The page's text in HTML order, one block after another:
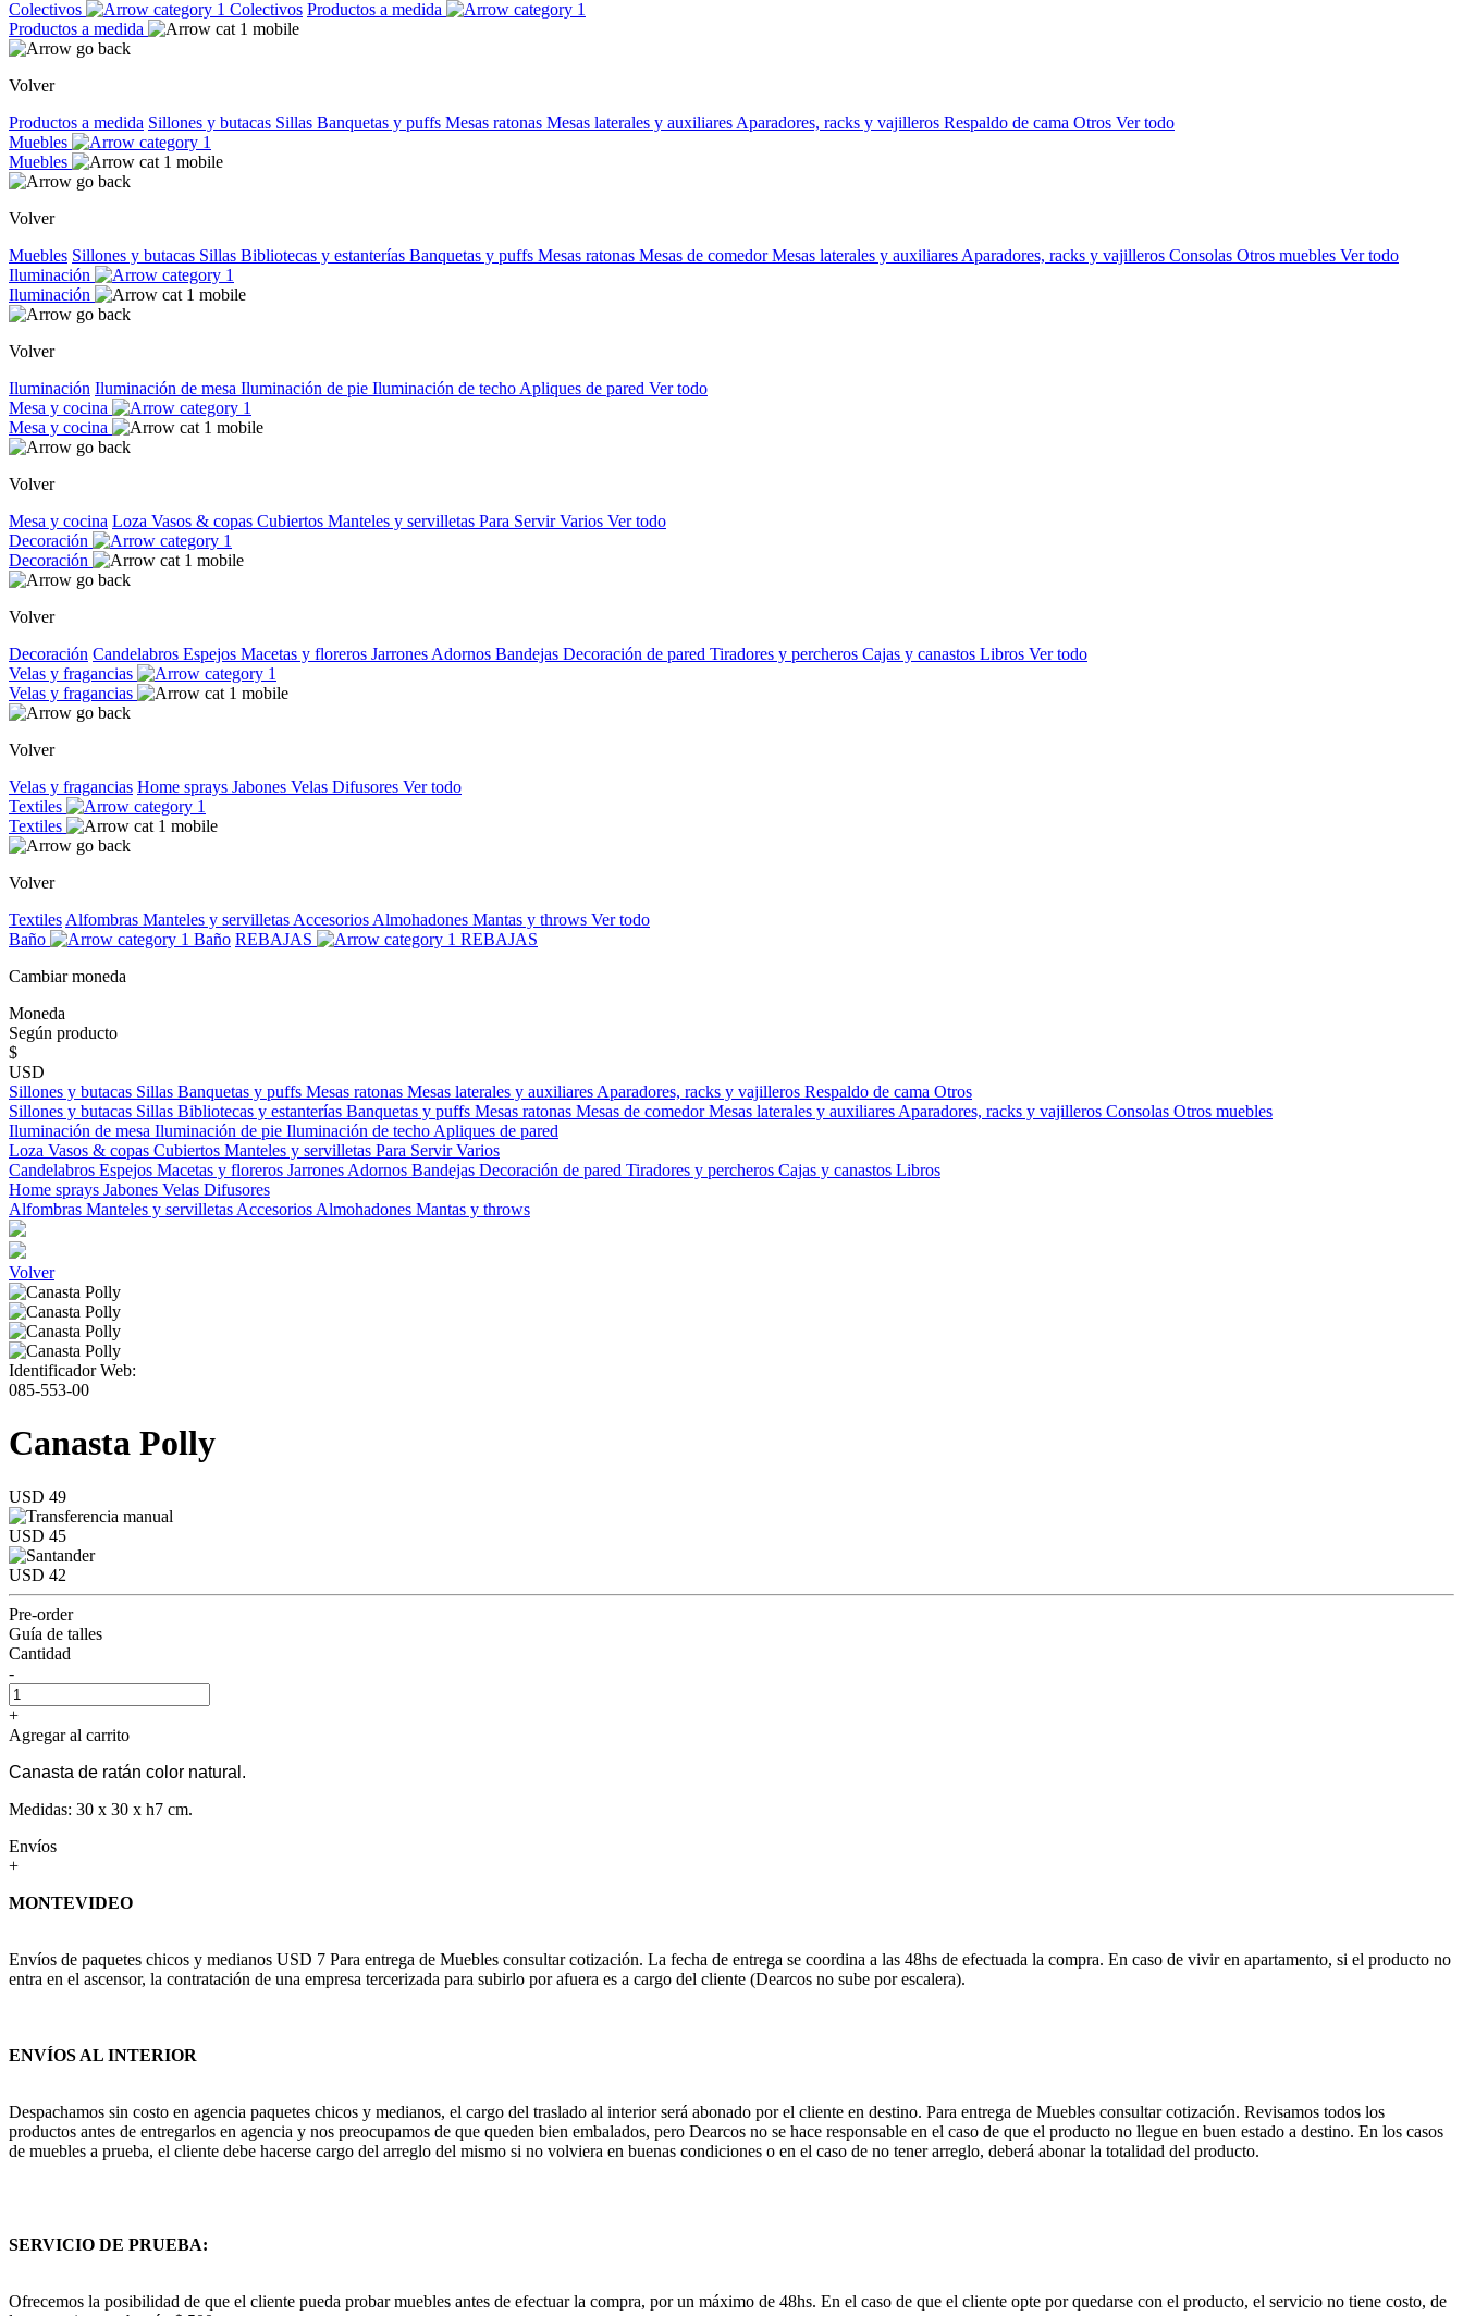
Colectivos Colectivos Productos a medida
Productos a medida
Volver
Productos a medida Sillones y butacas Sillas Banquetas y puffs Mesas ratonas Mesas laterales y auxiliares Aparadores, racks y vajilleros Respaldo de cama Otros Ver todo
Muebles
Muebles
Volver
Muebles Sillones y butacas Sillas Bibliotecas y estanterías Banquetas y puffs Mesas ratonas Mesas de comedorMesas laterales y auxiliares Aparadores, racks y vajilleros Consolas Otros muebles Ver todo
Iluminación
Iluminación
Volver
Iluminación Iluminación de mesa Iluminación de pie Iluminación de techo Apliques de pared Ver todo
Mesa y cocina
Mesa y cocina
Volver
Mesa y cocina Loza Vasos & copas Cubiertos Manteles y servilletas Para ServirVarios Ver todo
Decoración
Decoración
Volver
Decoración Candelabros Espejos Macetas y floreros Jarrones Adornos Bandejas Decoración de pared Tiradores y percheros Cajas y canastos Libros Ver todo
Velas y fragancias
Velas y fragancias
Volver
Velas y fragancias Home sprays Jabones Velas Difusores Ver todo
Textiles
Textiles
Volver
Textiles Alfombras Manteles y servilletas Accesorios Almohadones Mantas y throws Ver todo
Baño
Baño REBAJAS
REBAJAS
Cambiar moneda
Moneda
Según producto
$
USD
Sillones y butacas Sillas Banquetas y puffs Mesas ratonas Mesas laterales y auxiliares Aparadores, racks y vajilleros Respaldo de cama Otros
Sillones y butacas Sillas Bibliotecas y estanterías Banquetas y puffs Mesas ratonas Mesas de comedorMesas laterales y auxiliares Aparadores, racks y vajilleros Consolas Otros muebles
Iluminación de mesa Iluminación de pie Iluminación de techo Apliques de pared
Loza Vasos & copas Cubiertos Manteles y servilletas Para ServirVarios
Candelabros Espejos Macetas y floreros Jarrones Adornos Bandejas Decoración de pared Tiradores y percheros Cajas y canastos Libros
Home sprays Jabones Velas Difusores
Alfombras Manteles y servilletas Accesorios Almohadones Mantas y throws
Volver
Identificador Web:
085-553-00
Canasta Polly
USD 49
USD 45
USD 42
Pre-order
Guía de talles
Cantidad
-
+
Agregar al carrito
Canasta de ratán color natural.
Medidas: 30 x 30 x h7 cm.
Envíos
+
MONTEVIDEO
Envíos de paquetes chicos y medianos USD 7 Para entrega de Muebles consultar cotización. La fecha de entrega se coordina a las 48hs de efectuada la compra. En caso de vivir en apartamento, si el producto no
entra en el ascensor, la contratación de una empresa tercerizada para subirlo por afuera es a cargo del cliente (Dearcos no sube por escalera).
ENVÍOS AL INTERIOR
Despachamos sin costo en agencia paquetes chicos y medianos, el cargo del traslado al interior será abonado por el cliente en destino. Para entrega de Muebles consultar cotización. Revisamos todos los
productos antes de entregarlos en agencia y nos preocupamos de que queden bien embalados, pero Dearcos no se hace responsable en el caso de que el producto no llegue en buen estado a destino. En los casos
de muebles a prueba, el cliente debe hacerse cargo del arreglo del mismo si no volviera en buenas condiciones o en el caso de no tener arreglo, deberá abonar la totalidad del producto.
SERVICIO DE PRUEBA:
Ofrecemos la posibilidad de que el cliente pueda probar muebles antes de efectuar la compra, por un máximo de 48hs. En el caso de que el cliente opte por quedarse con el producto, el servicio no tiene costo, de